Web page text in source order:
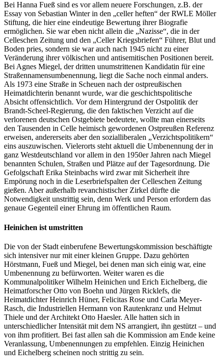
Bei Hanna Fueß sind es vor allem neuere Forschungen, z.B. der
Essay von Sebastian Winter in den „celler heften“ der RWLE Möller
Stiftung, die hier eine eindeutige Bewertung ihrer Biografie
ermöglichen. Sie war eben nicht allein die „Nazisse“, die in der
Celleschen Zeitung und den „Celler Kriegsbriefen“ Führer, Blut und
Boden pries, sondern sie war auch nach 1945 nicht zu einer
Veränderung ihrer völkischen und antisemitischen Positionen bereit.
Bei Agnes Miegel, der dritten unumstrittenen Kandidatin für eine
Straßennamensumbenennung, liegt die Sache noch einmal anders.
Als 1973 eine Straße in Scheuen nach der ostpreußischen
Heimatdichterin benannt wurde, war die geschichtspolitische
Absicht offensichtlich. Vor dem Hintergrund der Ostpolitik der
Brandt-Scheel-Regierung, die den faktischen Verzicht auf die
verlorenen deutschen Ostgebiete bedeutete, wollte man einerseits
den Tausenden in Celle heimisch gewordenen Ostpreußen Referenz
erweisen, andererseits aber den sozialliberalen „Verzichtspolitikern“
eins auszuwischen. Vielerorts steht aktuell die Umbenennung der in
ganz Westdeutschland vor allem in den 1950er Jahren nach Miegel
benannten Schulen, Straßen und Plätze auf der Tagesordnung. Die
Gefolgschaft Erika Steinbachs wird zwar mit Sicherheit ihre
Empörung noch in die Leserbriefspalten der Celleschen Zeitung
gießen. Aber außerhalb revanchistischer Zirkel dürfte die
Notwendigkeit unstrittig sein, denn Werk und Person erfordern das
genaue Gegenteil einer Ehrung im öffentlichen Raum.
Heinichen ist umstritten
Die von der Stadt einberufene Bewertungskommission beschäftigte
sich intensiver nur mit einer kleinen Gruppe. Dazu gehörten
Hörstmann, Fueß und Miegel, bei denen man sich einig war, eine
Umbenennung zu befürworten. Weiter waren es die
Kommunalpolitiker Wilhelm Heinichen und Erich Eichelberg, die
Heimatforscher Otto von Boehn und Jürgen Ricklefs, die
Heimatdichter Heinrich Hüner, Felicitas Rose und Carla Meyer-
Rasch, die Industriellen Hermann von Rautenkranz und Helmut
Thiele und der Architekt Otto Haesler. Alle hatten sich in
unterschiedlicher Intensität mit dem NS arrangiert, ihn gestützt – und
von ihm profitiert. Bei fast allen sah die Kommission am Ende keine
Veranlassung, Umbenennungen zu empfehlen. Einzig Heinichen
und Eichelberg scheinen noch strittig zu sein.